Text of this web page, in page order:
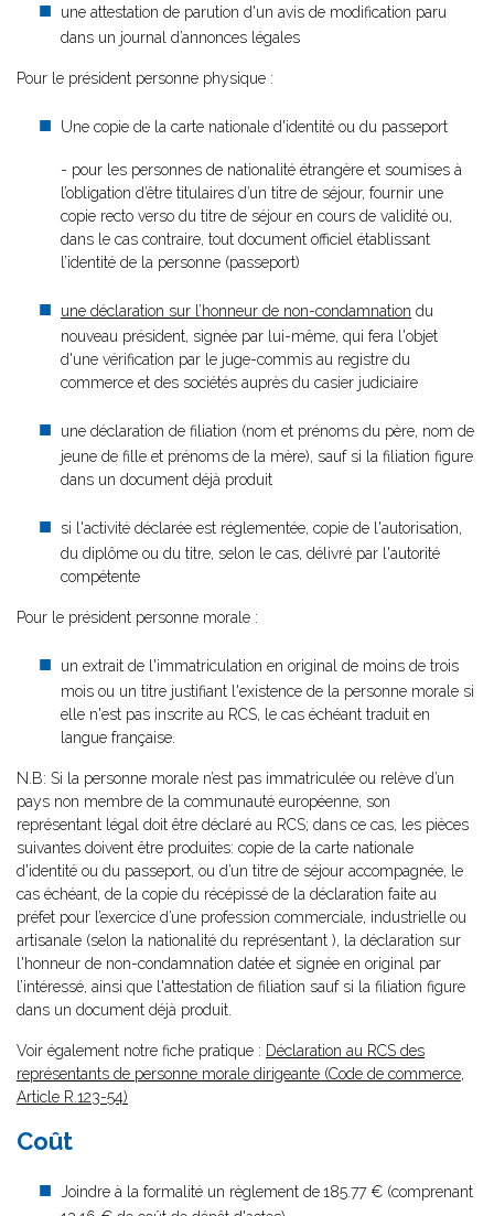
une attestation de parution d'un avis de modification paru
dans un journal d’annonces légales
Pour le président personne physique :
Une copie de la carte nationale d'identité ou du passeport
- pour les personnes de nationalité étrangère et soumises à
l’obligation d’être titulaires d’un titre de séjour, fournir une
copie recto verso du titre de séjour en cours de validité ou,
dans le cas contraire, tout document officiel établissant
l’identité de la personne (passeport)
une déclaration sur l’honneur de non-condamnation du
nouveau président, signée par lui-même, qui fera l'objet
d'une vérification par le juge-commis au registre du
commerce et des sociétés auprès du casier judiciaire
une déclaration de filiation (nom et prénoms du père, nom de
jeune de fille et prénoms de la mère), sauf si la filiation figure
dans un document déjà produit
si l'activité déclarée est réglementée, copie de l'autorisation,
du diplôme ou du titre, selon le cas, délivré par l'autorité
compétente
Pour le président personne morale :
un extrait de l'immatriculation en original de moins de trois
mois ou un titre justifiant l'existence de la personne morale si
elle n'est pas inscrite au RCS, le cas échéant traduit en
langue française.
N.B: Si la personne morale n’est pas immatriculée ou relève d’un
pays non membre de la communauté européenne, son
représentant légal doit être déclaré au RCS; dans ce cas, les pièces
suivantes doivent être produites: copie de la carte nationale
d'identité ou du passeport, ou d’un titre de séjour accompagnée, le
cas échéant, de la copie du récépissé de la déclaration faite au
préfet pour l’exercice d’une profession commerciale, industrielle ou
artisanale (selon la nationalité du représentant ), la déclaration sur
l'honneur de non-condamnation datée et signée en original par
l’intéressé, ainsi que l'attestation de filiation sauf si la filiation figure
dans un document déjà produit.
Voir également notre fiche pratique : Déclaration au RCS des
représentants de personne morale dirigeante (Code de commerce,
Article R.123-54)
Coût
Joindre à la formalité un règlement de185.77 € (comprenant